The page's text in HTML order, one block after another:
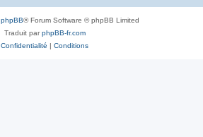
phpBB® Forum Software © phpBB Limited
Traduit parphpBB-fr.com
Confidentialité | Conditions